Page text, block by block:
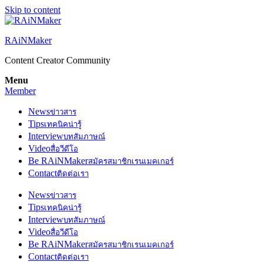
Skip to content
RAiNMaker
Content Creator Community
Menu
Member
Newsข่าวสาร
Tipsเทคนิคน่ารู้
Interviewบทสัมภาษณ์
Videoสื่อวีดีโอ
Be RAiNMakerสมัครสมาชิกเรนเมคเกอร์
Contactติดต่อเรา
Newsข่าวสาร
Tipsเทคนิคน่ารู้
Interviewบทสัมภาษณ์
Videoสื่อวีดีโอ
Be RAiNMakerสมัครสมาชิกเรนเมคเกอร์
Contactติดต่อเรา